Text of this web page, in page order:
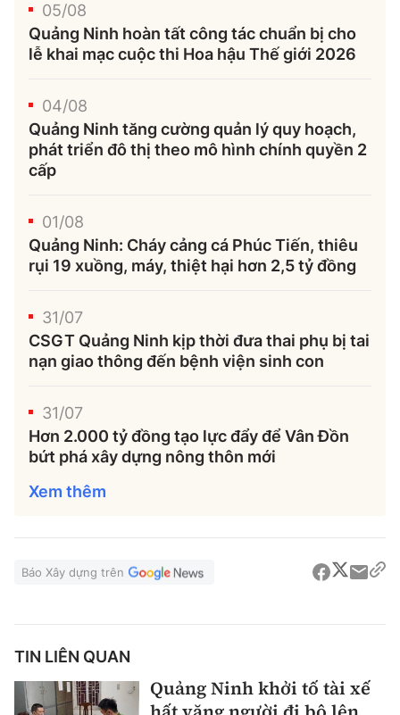
05/08
Quảng Ninh hoàn tất công tác chuẩn bị cho
lễ khai mạc cuộc thi Hoa hậu Thế giới 2026
04/08
Quảng Ninh tăng cường quản lý quy hoạch,
phát triển đô thị theo mô hình chính quyền 2
cấp
01/08
Quảng Ninh: Cháy cảng cá Phúc Tiến, thiêu
rụi 19 xuồng, máy, thiệt hại hơn 2,5 tỷ đồng
31/07
CSGT Quảng Ninh kịp thời đưa thai phụ bị tai
nạn giao thông đến bệnh viện sinh con
31/07
Hơn 2.000 tỷ đồng tạo lực đẩy để Vân Đồn
bứt phá xây dựng nông thôn mới
Xem thêm
Báo Xây dựng trên
TIN LIÊN QUAN
Quảng Ninh khởi tố tài xế